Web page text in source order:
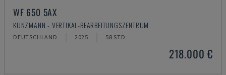
WF 650 5AX
KUNZMANN - VERTIKAL-BEARBEITUNGSZENTRUM
DEUTSCHLAND 2025 58 STD
218.000 €